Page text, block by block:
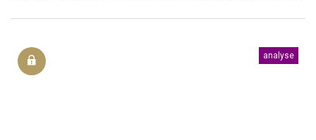
analyse